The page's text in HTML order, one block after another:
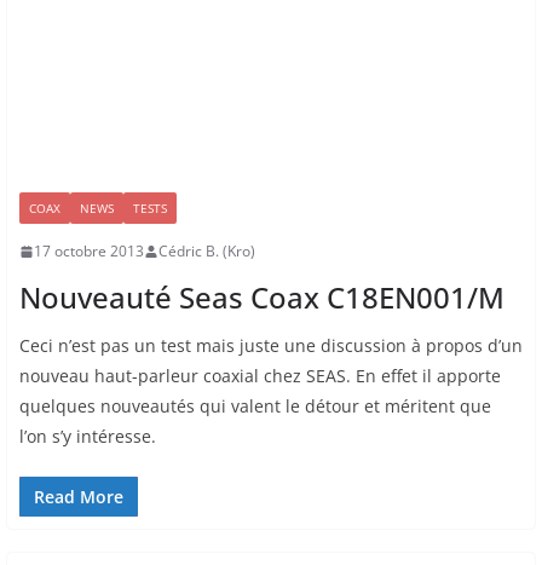
COAX NEWS TESTS
17 octobre 2013 Cédric B. (Kro)
Nouveauté Seas Coax C18EN001/M
Ceci n’est pas un test mais juste une discussion à propos d’un
nouveau haut-parleur coaxial chez SEAS. En effet il apporte
quelques nouveautés qui valent le détour et méritent que
l’on s’y intéresse.
Read More